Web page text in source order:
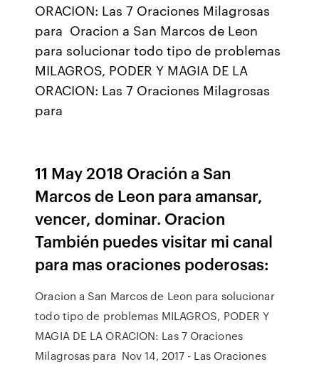
ORACION: Las 7 Oraciones Milagrosas
para Oracion a San Marcos de Leon
para solucionar todo tipo de problemas
MILAGROS, PODER Y MAGIA DE LA
ORACION: Las 7 Oraciones Milagrosas
para
11 May 2018 Oración a San
Marcos de Leon para amansar,
vencer, dominar. Oracion
También puedes visitar mi canal
para mas oraciones poderosas:
Oracion a San Marcos de Leon para solucionar
todo tipo de problemas MILAGROS, PODER Y
MAGIA DE LA ORACION: Las 7 Oraciones
Milagrosas para Nov 14, 2017 - Las Oraciones